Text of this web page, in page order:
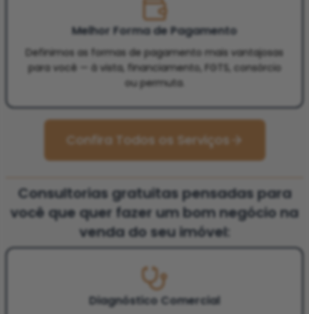
Melhor Forma de Pagamento
Definimos as formas de pagamento mais vantajosas
para você — à vista, financiamento, FGTS, consórcio
ou permuta.
Confira Todos os Serviços
Consultorias gratuitas pensadas para
você que quer fazer um bom negócio na
venda do seu imóvel:
Diagnóstico Comercial